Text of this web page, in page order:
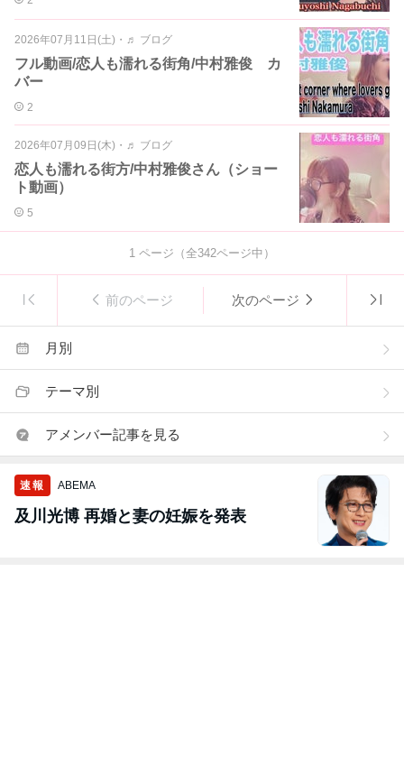
2026年07月11日(土) ・ ♬ ブログ
フル動画/恋人も濡れる街角/中村雅俊 カ
バー
2
2026年07月09日(木) ・ ♬ ブログ
恋人も濡れる街方/中村雅俊さん（ショー
ト動画）
5
1 ページ（全342ページ中）
前のページ 次のページ
月別
テーマ別
アメンバー記事を見る
速報 ABEMA
及川光博 再婚と妻の妊娠を発表